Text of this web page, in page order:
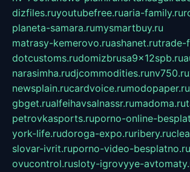
dizfiles.ruyoutubefree.ruaria-family.ru
planeta-samara.rumysmartbuy.ru
matrasy-kemerovo.ruashanet.rutrade-
dotcustoms.rudomizbrusa9x12spb.ru
narasimha.rudjcommodities.runv750.ru
newsplain.rucardvoice.rumodopaper.ru
gbget.rualfeihavsalnassr.rumadoma.ru
petrovkasports.ruporno-online-
york-life.rudoroga-expo.ruribery.ru
slovar-ivrit.ruporno-video-besplatno.ru
ovucontrol.rusloty-igrovyye-